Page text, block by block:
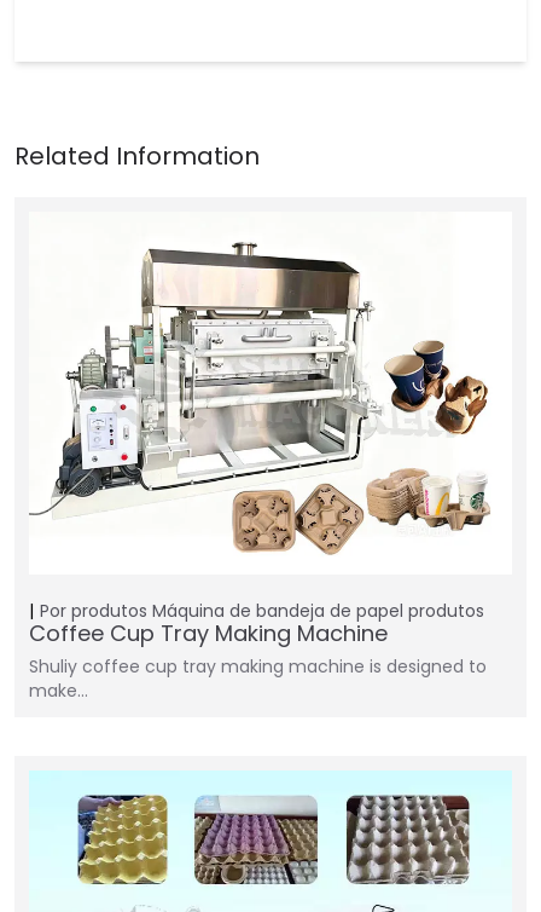
Por produtos Máquina de bandeja de papel produtos
Coffee Cup Tray Making Machine
Shuliy coffee cup tray making machine is designed to
make…